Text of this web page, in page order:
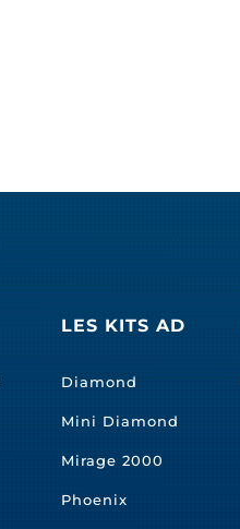
LES KITS AD
Diamond
Mini Diamond
Mirage 2000
Phoenix